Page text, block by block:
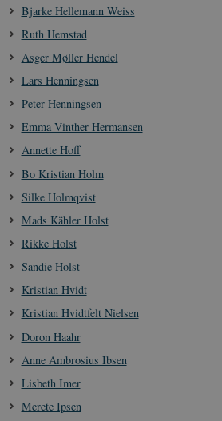
Bjarke Hellemann Weiss
Ruth Hemstad
Asger Møller Hendel
Lars Henningsen
Peter Henningsen
Emma Vinther Hermansen
Annette Hoff
Bo Kristian Holm
Silke Holmqvist
Mads Kähler Holst
Rikke Holst
Sandie Holst
Kristian Hvidt
Kristian Hvidtfelt Nielsen
Doron Haahr
Anne Ambrosius Ibsen
Lisbeth Imer
Merete Ipsen